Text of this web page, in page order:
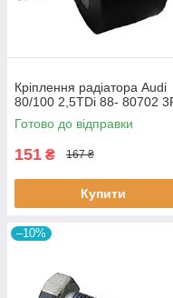
Кріплення радіатора Audi
80/100 2,5TDi 88- 80702
Готово до відправки
151 ₴ 167 ₴
Купити
–10%